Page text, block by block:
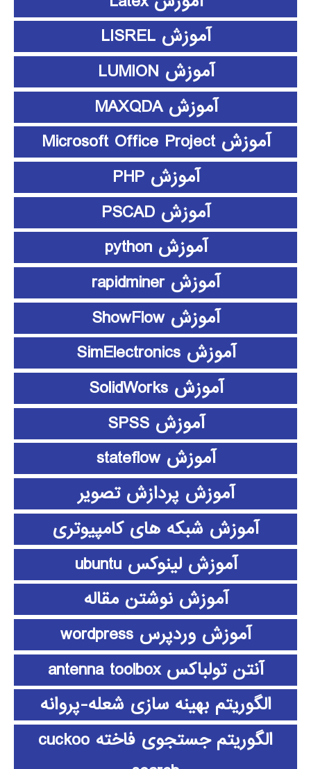
آموزش LISREL
آموزش LUMION
آموزش MAXQDA
آموزش Microsoft Office Project
آموزش PHP
آموزش PSCAD
آموزش python
آموزش rapidminer
آموزش ShowFlow
آموزش SimElectronics
آموزش SolidWorks
آموزش SPSS
آموزش stateflow
آموزش پردازش تصویر
آموزش شبکه های کامپیوتری
آموزش لینوکس ubuntu
آموزش نوشتن مقاله
آموزش وردپرس wordpress
آنتن تولباکس antenna toolbox
الگوریتم بهینه سازی شعله-پروانه
الگوریتم جستجوی فاخته cuckoo